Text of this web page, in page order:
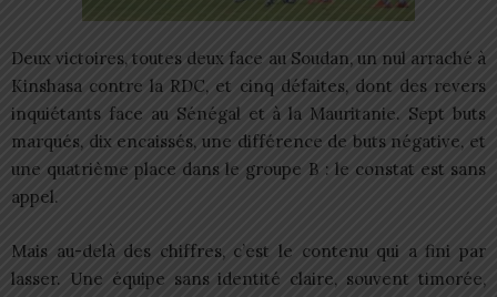
Deux victoires, toutes deux face au Soudan, un nul arraché à
Kinshasa contre la RDC, et cinq défaites, dont des revers
inquiétants face au Sénégal et à la Mauritanie. Sept buts
marqués, dix encaissés, une différence de buts négative, et
une quatrième place dans le groupe B : le constat est sans
appel.
Mais au-delà des chiffres, c’est le contenu qui a fini par
lasser. Une équipe sans identité claire, souvent timorée,